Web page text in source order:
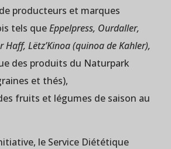
producteurs et marques
tels queEppelpress, Ourdaller,
Haff, Lëtz’Kinoa (quinoa de Kahler),
des produits du Naturpark
et thés),
fruits et légumes de saison au
le Service Diététique